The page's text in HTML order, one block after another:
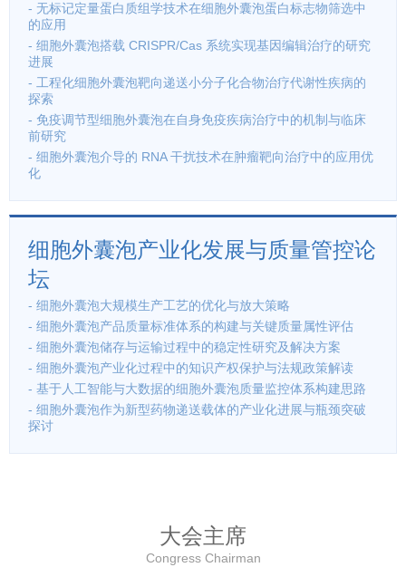
- 无标记定量蛋白质组学技术在细胞外囊泡蛋白标志物筛选中
的应用
- 细胞外囊泡搭载 CRISPR/Cas 系统实现基因编辑治疗的研究
进展
- 工程化细胞外囊泡靶向递送小分子化合物治疗代谢性疾病的
探索
- 免疫调节型细胞外囊泡在自身免疫疾病治疗中的机制与临床
前研究
- 细胞外囊泡介导的 RNA 干扰技术在肿瘤靶向治疗中的应用优
化
细胞外囊泡产业化发展与质量管控论
坛
- 细胞外囊泡大规模生产工艺的优化与放大策略
- 细胞外囊泡产品质量标准体系的构建与关键质量属性评估
- 细胞外囊泡储存与运输过程中的稳定性研究及解决方案
- 细胞外囊泡产业化过程中的知识产权保护与法规政策解读
- 基于人工智能与大数据的细胞外囊泡质量监控体系构建思路
- 细胞外囊泡作为新型药物递送载体的产业化进展与瓶颈突破
探讨
大会主席
Congress Chairman